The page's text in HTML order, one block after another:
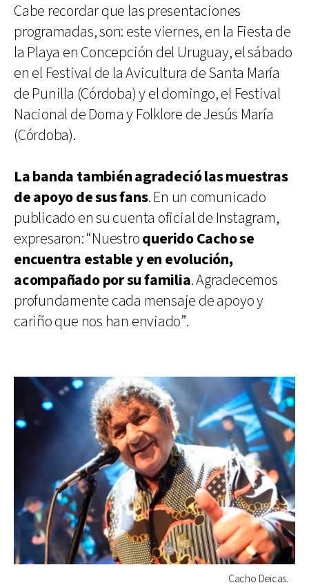
Cabe recordar que las presentaciones
programadas, son: este viernes, en la Fiesta de
la Playa en Concepción del Uruguay, el sábado
en el Festival de la Avicultura de Santa María
de Punilla (Córdoba) y el domingo, el Festival
Nacional de Doma y Folklore de Jesús María
(Córdoba).
La banda también agradeció las muestras
de apoyo de sus fans. En un comunicado
publicado en su cuenta oficial de Instagram,
expresaron: “Nuestroquerido Cacho se
encuentra estable y en evolución,
acompañado por su familia. Agradecemos
profundamente cada mensaje de apoyo y
cariño que nos han enviado”.
Cacho Deicas.